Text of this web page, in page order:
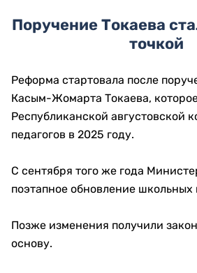
Поручение Токаева
точкой
Реформа стартовала после
Касым-Жомарта Токаева,
Республиканской августовской
педагогов в 2025 году.
С сентября того же года
поэтапное обновление школьных
Позже изменения получили
основу.